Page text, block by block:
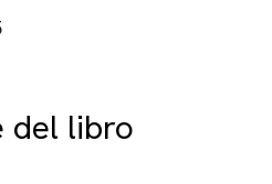
del libro